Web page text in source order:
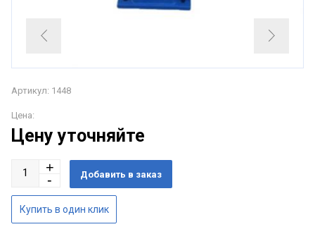
Артикул: 1448
Цена:
Цену уточняйте